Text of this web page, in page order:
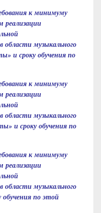
к минимуму
реализации
области музыкального
и сроку обучения по
к минимуму
реализации
области музыкального
и сроку обучения по
к минимуму
реализации
области музыкального
обучения по этой